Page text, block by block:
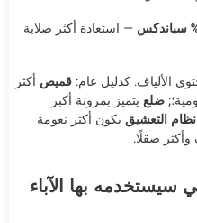
— استعادة أكثر صلابة
الألياف. كدليل عام: قميص أكثر
ضلع يتميز بمرونة أكبر
نظام التعشيق يكون أكثر نعومة
صقلًا.
سيستخدمه بها الآباء